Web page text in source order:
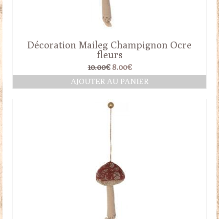
Décoration Maileg Champignon Ocre
fleurs
10.00€ Le
prix
initial
10.00€.
8.00€Le
prix
actuel
AJOUTER AU PANIER